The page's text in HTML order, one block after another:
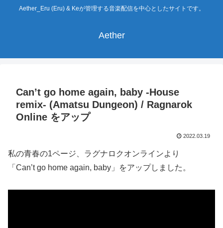
Aether_Eru (Eru) & Keが管理する音楽配信を中心としたサイトです。
Aether
Can’t go home again, baby -House
remix- (Amatsu Dungeon) / Ragnarok
Online をアップ
2022.03.19
私の青春の1ページ、ラグナロクオンラインより
「Can’t go home again, baby」をアップしました。